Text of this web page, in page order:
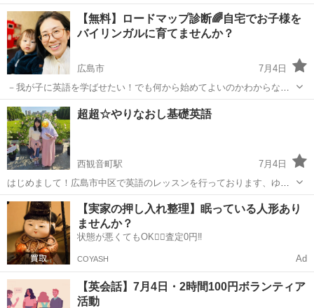
じめるのはどうなの？と思っている方もいるでしょう。 公文の教材は
「聞く・読む・書く」をくりかえすことで英語が定着しやすくなるの
がメリットです。 中学生からのス...
広島 大竹市 大竹駅 英語 公文
【無料】ロードマップ診断🌈自宅でお子様を
バイリンガルに育てませんか？
広島市
7月4日
－我が子に英語を学ばせたい！でも何から始めてよいのかわからな
い。 そんなママ・パパにぴったりな、自宅でできる英語楽習（学習）
法をお伝えします。 こんなお悩みありませんか？ ✓ 英語を学ばせた
いけど、何から始めれ...
広島 広島市 英会話 ママ
超超☆やりなおし基礎英語
西観音町駅
7月4日
はじめまして！広島市中区で英語のレッスンを行っております、ゆり
と申します(^^) 現在、平日にレッスンご希望の方を募集しておりま
す。 こちらは、初心者というよりもすっかり英語を忘れてしまった、
アルファベットも危うい、、、、...
広島 広島市 西観音町駅 英語/基礎英語
【実家の押し入れ整理】眠っている人形あり
ませんか？
状態が悪くてもOK🙆‍♀️査定0円‼️
COYASH Ad
【英会話】7月4日・2時間100円ボランティア
活動